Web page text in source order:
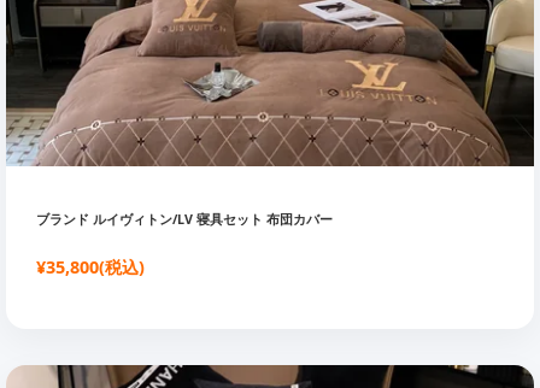
ブランド ルイヴィトン/LV 寝具セット 布団カバー
¥35,800(税込)